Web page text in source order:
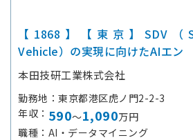
【1868】【東京】SDV（
Vehicle）の実現に向けたAIエン
本田技研工業株式会社
勤務地
東京都港区虎ノ門2-2-3
年収
590～1,090万円
職種
AI・データマイニング